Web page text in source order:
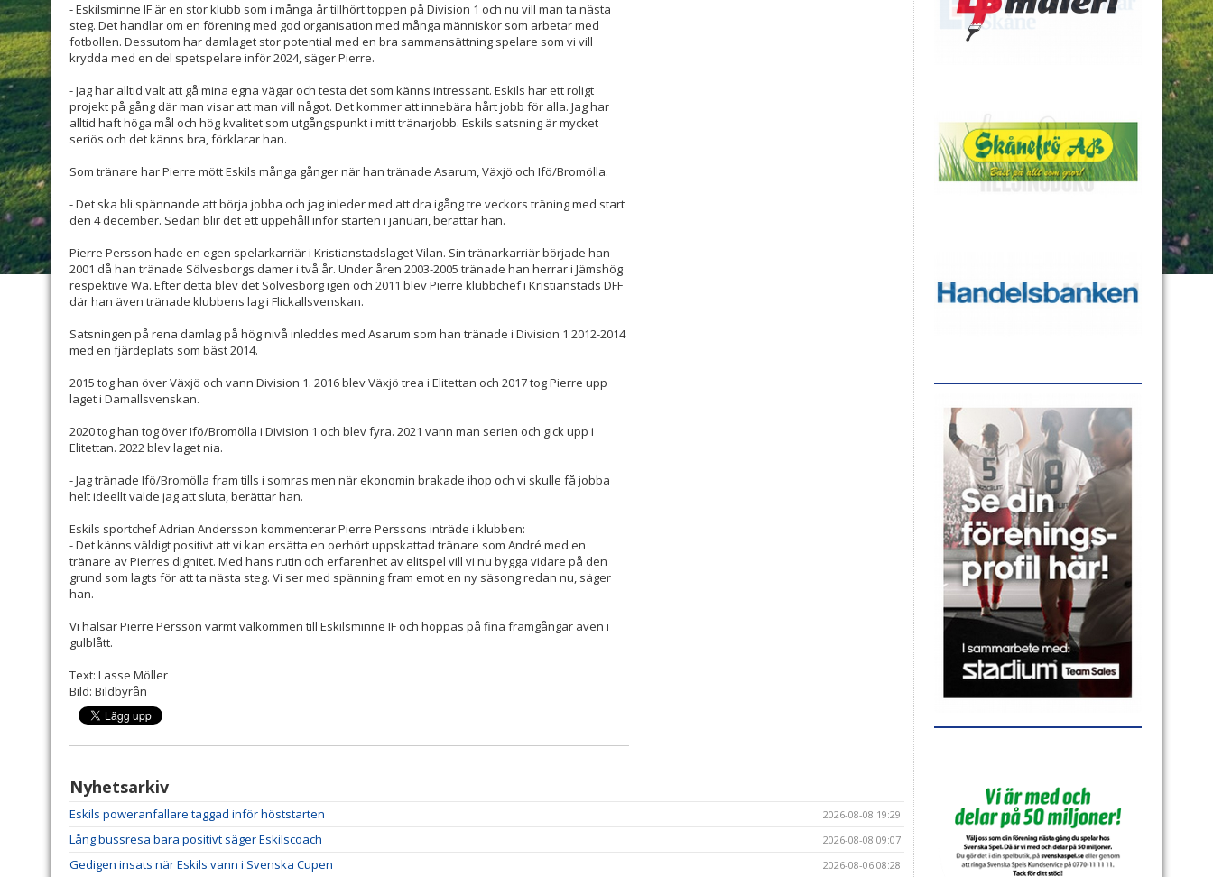
- Eskilsminne IF är en stor klubb som i många år tillhört toppen på Division 1 och nu vill man ta nästa
steg. Det handlar om en förening med god organisation med många människor som arbetar med
fotbollen. Dessutom har damlaget stor potential med en bra sammansättning spelare som vi vill
krydda med en del spetspelare inför 2024, säger Pierre.
- Jag har alltid valt att gå mina egna vägar och testa det som känns intressant. Eskils har ett roligt
projekt på gång där man visar att man vill något. Det kommer att innebära hårt jobb för alla. Jag har
alltid haft höga mål och hög kvalitet som utgångspunkt i mitt tränarjobb. Eskils satsning är mycket
seriös och det känns bra, förklarar han.
Som tränare har Pierre mött Eskils många gånger när han tränade Asarum, Växjö och Ifö/Bromölla.
- Det ska bli spännande att börja jobba och jag inleder med att dra igång tre veckors träning med start
den 4 december. Sedan blir det ett uppehåll inför starten i januari, berättar han.
Pierre Persson hade en egen spelarkarriär i Kristianstadslaget Vilan. Sin tränarkarriär började han
2001 då han tränade Sölvesborgs damer i två år. Under åren 2003-2005 tränade han herrar i Jämshög
respektive Wä. Efter detta blev det Sölvesborg igen och 2011 blev Pierre klubbchef i Kristianstads DFF
där han även tränade klubbens lag i Flickallsvenskan.
Satsningen på rena damlag på hög nivå inleddes med Asarum som han tränade i Division 1 2012-2014
med en fjärdeplats som bäst 2014.
2015 tog han över Växjö och vann Division 1. 2016 blev Växjö trea i Elitettan och 2017 tog Pierre upp
laget i Damallsvenskan.
2020 tog han tog över Ifö/Bromölla i Division 1 och blev fyra. 2021 vann man serien och gick upp i
Elitettan. 2022 blev laget nia.
- Jag tränade Ifö/Bromölla fram tills i somras men när ekonomin brakade ihop och vi skulle få jobba
helt ideellt valde jag att sluta, berättar han.
Eskils sportchef Adrian Andersson kommenterar Pierre Perssons inträde i klubben:
- Det känns väldigt positivt att vi kan ersätta en oerhört uppskattad tränare som André med en
tränare av Pierres dignitet. Med hans rutin och erfarenhet av elitspel vill vi nu bygga vidare på den
grund som lagts för att ta nästa steg. Vi ser med spänning fram emot en ny säsong redan nu, säger
han.
Vi hälsar Pierre Persson varmt välkommen till Eskilsminne IF och hoppas på fina framgångar även i
gulblått.
Text: Lasse Möller
Bild: Bildbyrån
Nyhetsarkiv
Eskils poweranfallare taggad inför höststarten 2026-08-08 19:29
Lång bussresa bara positivt säger Eskilscoach 2026-08-08 09:07
Gedigen insats när Eskils vann i Svenska Cupen 2026-08-06 08:28